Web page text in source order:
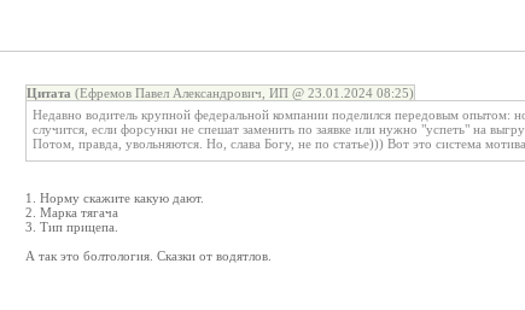
Цитата (Ефремов Павел Александрович, ИП @ 23.01.2024 08:25)
Недавно водитель крупной федеральной компании поделился передовым
случится, если форсунки не спешат заменить по заявке или нужно "успеть" на
Потом, правда, увольняются. Но, слава Богу, не по статье))) Вот это система
1. Норму скажите какую дают.
2. Марка тягача
3. Тип прицепа.
А так это болтология. Сказки от водятлов.